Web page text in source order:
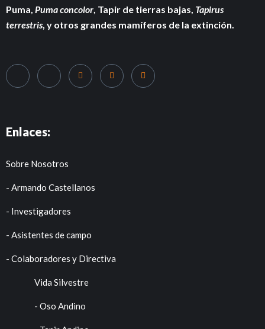
Puma, Puma concolor, Tapir de tierras bajas, Tapirus
terrestris, y otros grandes mamíferos de la extinción.
Enlaces:
Sobre Nosotros
- Armando Castellanos
- Investigadores
- Asistentes de campo
- Colaboradores y Directiva
Vida Silvestre
- Oso Andino